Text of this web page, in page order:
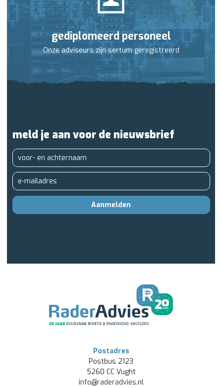
gediplomeerd personeel
Onze adviseurs zijn sertum geregistreerd
meld je aan voor de nieuwsbrief
Aanmelden
Postadres
Postbus 2123
5260 CC Vught
info@raderadvies.nl